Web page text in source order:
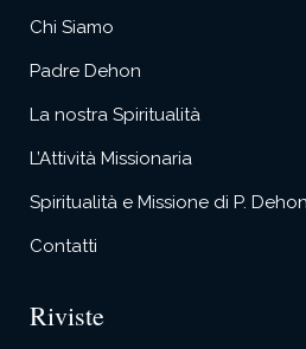
Chi Siamo
Padre Dehon
La nostra Spiritualità
L’Attività Missionaria
Spiritualità e Missione di P. Dehon
Contatti
Riviste